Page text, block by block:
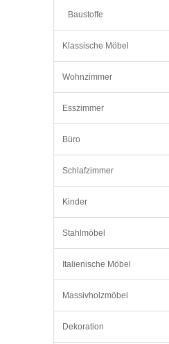
Baustoffe
Klassische Möbel
Wohnzimmer
Esszimmer
Büro
Schlafzimmer
Kinder
Stahlmöbel
Italienische Möbel
Massivholzmöbel
Dekoration